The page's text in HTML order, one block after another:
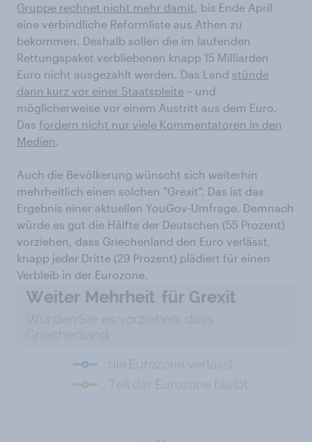
Gruppe rechnet nicht mehr damit, bis Ende April
eine verbindliche Reformliste aus Athen zu
bekommen. Deshalb sollen die im laufenden
Rettungspaket verbliebenen knapp 15 Milliarden
Euro nicht ausgezahlt werden. Das Land stünde
dann kurz vor einer Staatspleite – und
möglicherweise vor einem Austritt aus dem Euro.
Das fordern nicht nur viele Kommentatoren in den
Medien.
Auch die Bevölkerung wünscht sich weiterhin
mehrheitlich einen solchen "Grexit". Das ist das
Ergebnis einer aktuellen YouGov-Umfrage. Demnach
würde es gut die Hälfte der Deutschen (55 Prozent)
vorziehen, dass Griechenland den Euro verlässt,
knapp jeder Dritte (29 Prozent) plädiert für einen
Verbleib in der Eurozone.